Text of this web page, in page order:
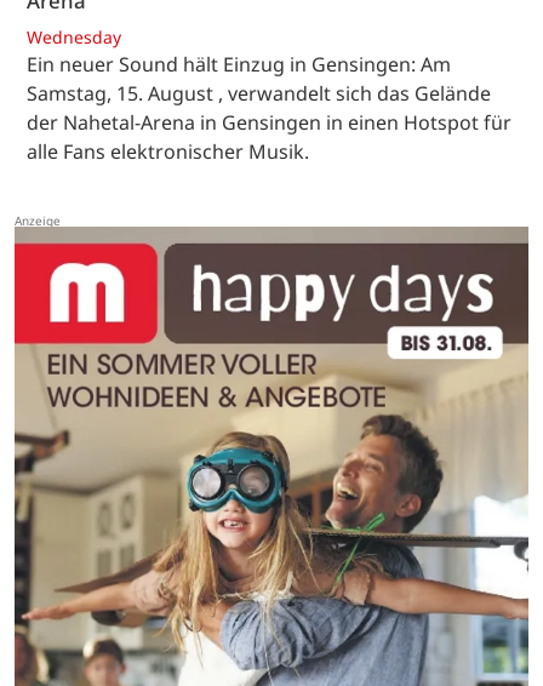
Wednesday
Ein neuer Sound hält Einzug in Gensingen: Am
Samstag, 15. August , verwandelt sich das Gelände
der Nahetal-Arena in Gensingen in einen Hotspot für
alle Fans elektronischer Musik.